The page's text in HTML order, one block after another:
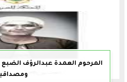
المرحوم العمدة عبدالرؤف